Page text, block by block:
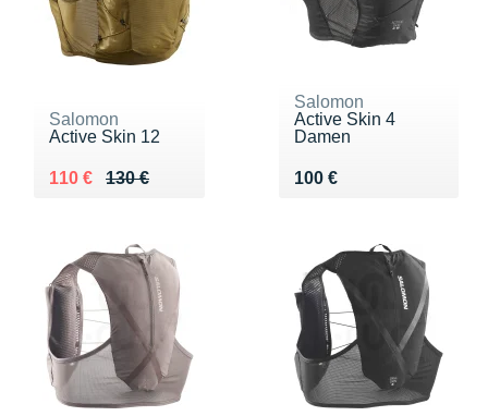
Salomon
Active Skin 12
130 €
Au lieu de 130 €
110 €
Vendu 110 €
Salomon
Active Skin 4
Damen
100 €
Vendu 100 €